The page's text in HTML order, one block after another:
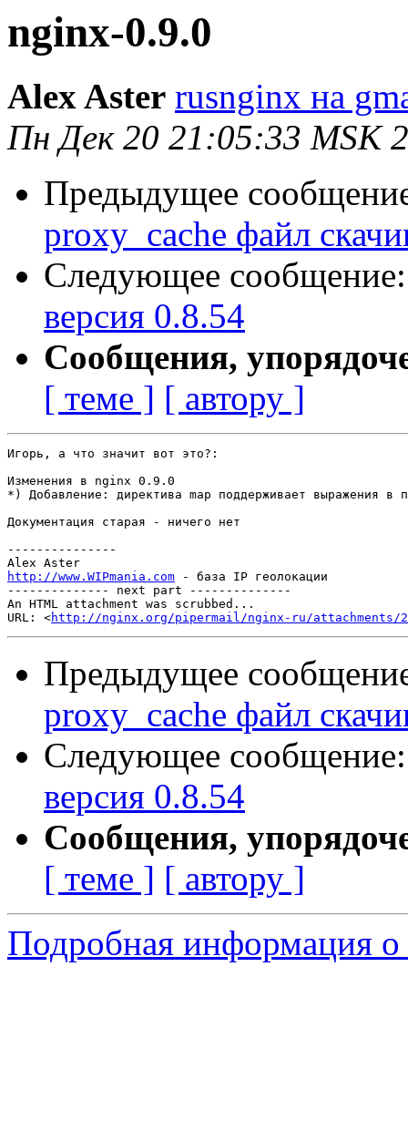
nginx-0.9.0
Alex Aster rusnginx на
Пн Дек 20 21:05:33 MSK
Предыдущее
proxy_cache файл
Следующее
версия 0.8.54
Сообщения,
[ теме ] [ автору ]
Игорь, а что значит вот это?:
Изменения в nginx 0.9.0
*) Добавление: директива map поддерживает выражения в
Документация старая - ничего нет
---------------
http://www.WIPmania.com - база IP геолокации
-------------- next part --------------
An HTML attachment was scrubbed...
URL: <http://nginx.org/pipermail/nginx-ru/attachments/
Предыдущее
proxy_cache файл
Следующее
версия 0.8.54
Сообщения,
[ теме ] [ автору ]
Подробная информация